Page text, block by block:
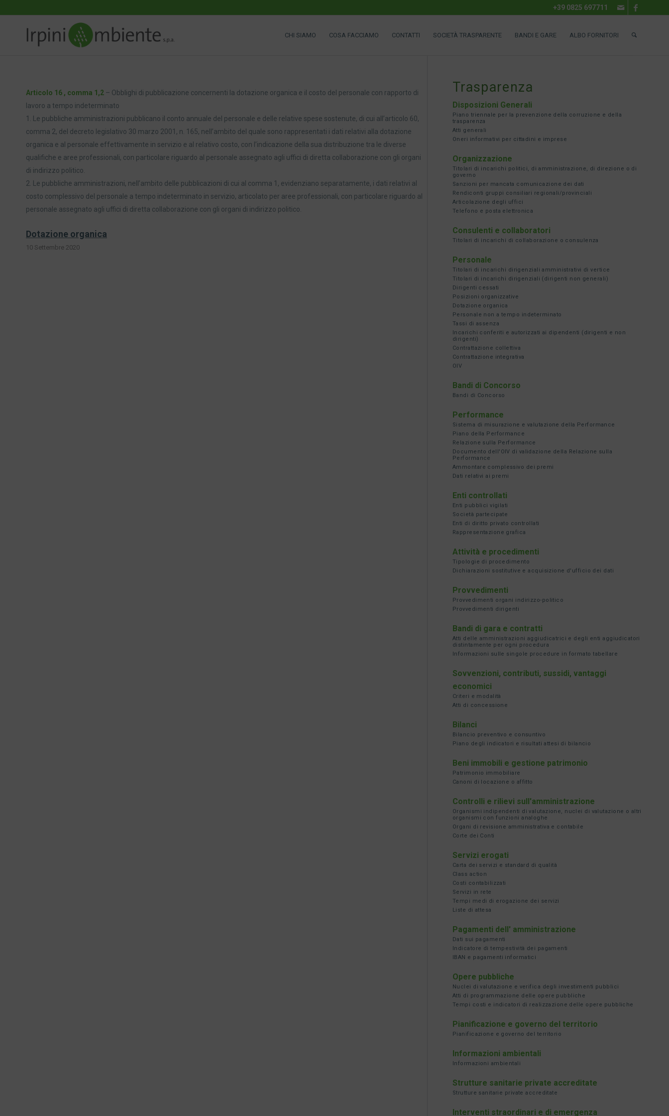
+39 0825 697711
CHI SIAMO COSA FACCIAMO CONTATTI SOCIETÀ TRASPARENTE BANDI E GARE ALBO FORNITORI
Articolo 16 , comma 1,2 – Obblighi di pubblicazione concernenti la dotazione organica e il costo del personale con rapporto di
lavoro a tempo indeterminato
1. Le pubbliche amministrazioni pubblicano il conto annuale del personale e delle relative spese sostenute, di cui all’articolo 60,
comma 2, del decreto legislativo 30 marzo 2001, n. 165, nell’ambito del quale sono rappresentati i dati relativi alla dotazione
organica e al personale effettivamente in servizio e al relativo costo, con l’indicazione della sua distribuzione tra le diverse
qualifiche e aree professionali, con particolare riguardo al personale assegnato agli uffici di diretta collaborazione con gli organi
di indirizzo politico.
2. Le pubbliche amministrazioni, nell’ambito delle pubblicazioni di cui al comma 1, evidenziano separatamente, i dati relativi al
costo complessivo del personale a tempo indeterminato in servizio, articolato per aree professionali, con particolare riguardo al
personale assegnato agli uffici di diretta collaborazione con gli organi di indirizzo politico.
Dotazione organica
10 Settembre 2020
Trasparenza
Disposizioni Generali
Piano triennale per la prevenzione della corruzione e della
trasparenza
Atti generali
Oneri informativi per cittadini e imprese
Organizzazione
Titolari di incarichi politici, di amministrazione, di direzione o di
governo
Sanzioni per mancata comunicazione dei dati
Rendiconti gruppi consiliari regionali/provinciali
Articolazione degli uffici
Telefono e posta elettronica
Consulenti e collaboratori
Titolari di incarichi di collaborazione o consulenza
Personale
Titolari di incarichi dirigenziali amministrativi di vertice
Titolari di incarichi dirigenziali (dirigenti non generali)
Dirigenti cessati
Posizioni organizzative
Dotazione organica
Personale non a tempo indeterminato
Tassi di assenza
Incarichi conferiti e autorizzati ai dipendenti (dirigenti e non
dirigenti)
Contrattazione collettiva
Contrattazione integrativa
OIV
Bandi di Concorso
Bandi di Concorso
Performance
Sistema di misurazione e valutazione della Performance
Piano della Performance
Relazione sulla Performance
Documento dell'OIV di validazione della Relazione sulla
Performance
Ammontare complessivo dei premi
Dati relativi ai premi
Enti controllati
Enti pubblici vigilati
Società partecipate
Enti di diritto privato controllati
Rappresentazione grafica
Attività e procedimenti
Tipologie di procedimento
Dichiarazioni sostitutive e acquisizione d'ufficio dei dati
Provvedimenti
Provvedimenti organi indirizzo-politico
Provvedimenti dirigenti
Bandi di gara e contratti
Atti delle amministrazioni aggiudicatrici e degli enti aggiudicatori
distintamente per ogni procedura
Informazioni sulle singole procedure in formato tabellare
Sovvenzioni, contributi, sussidi, vantaggi
economici
Criteri e modalità
Atti di concessione
Bilanci
Bilancio preventivo e consuntivo
Piano degli indicatori e risultati attesi di bilancio
Beni immobili e gestione patrimonio
Patrimonio immobiliare
Canoni di locazione o affitto
Controlli e rilievi sull'amministrazione
Organismi indipendenti di valutazione, nuclei di valutazione o altri
organismi con funzioni analoghe
Organi di revisione amministrativa e contabile
Corte dei Conti
Servizi erogati
Carta dei servizi e standard di qualità
Class action
Costi contabilizzati
Servizi in rete
Tempi medi di erogazione dei servizi
Liste di attesa
Pagamenti dell' amministrazione
Dati sui pagamenti
Indicatore di tempestività dei pagamenti
IBAN e pagamenti informatici
Opere pubbliche
Nuclei di valutazione e verifica degli investimenti pubblici
Atti di programmazione delle opere pubbliche
Tempi costi e indicatori di realizzazione delle opere pubbliche
Pianificazione e governo del territorio
Pianificazione e governo del territorio
Informazioni ambientali
Informazioni ambientali
Strutture sanitarie private accreditate
Strutture sanitarie private accreditate
Interventi straordinari e di emergenza